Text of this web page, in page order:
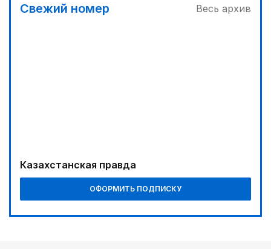
Свежий номер Весь архив
Казахстанская правда
ОФОРМИТЬ ПОДПИСКУ